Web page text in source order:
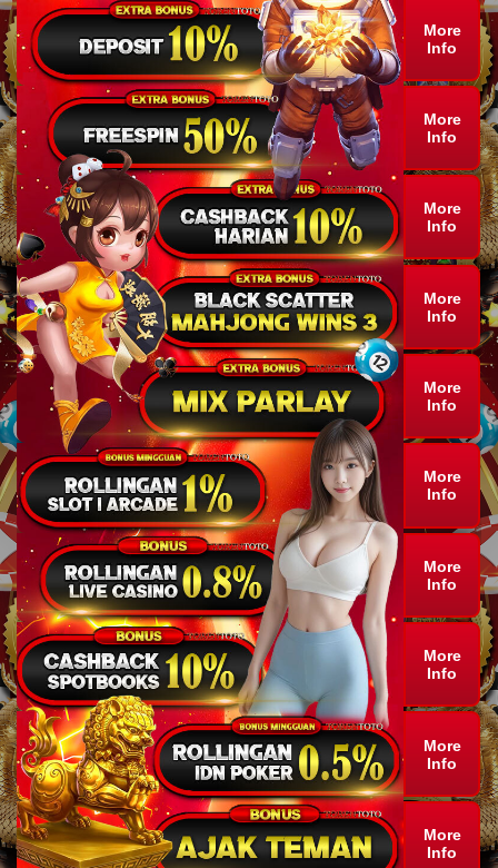
More
Info
More
Info
More
Info
More
Info
More
Info
More
Info
More
Info
More
Info
More
Info
More
Info